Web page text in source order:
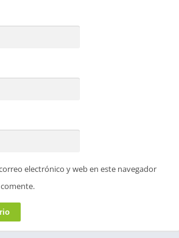
electrónico y web en este navegador